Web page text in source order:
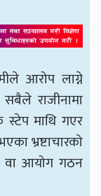
आरोप लाग्ने
सबैले राजीनामा
स्टेप माथि गएर
भ्रष्टाचारको
वा आयोग गठन